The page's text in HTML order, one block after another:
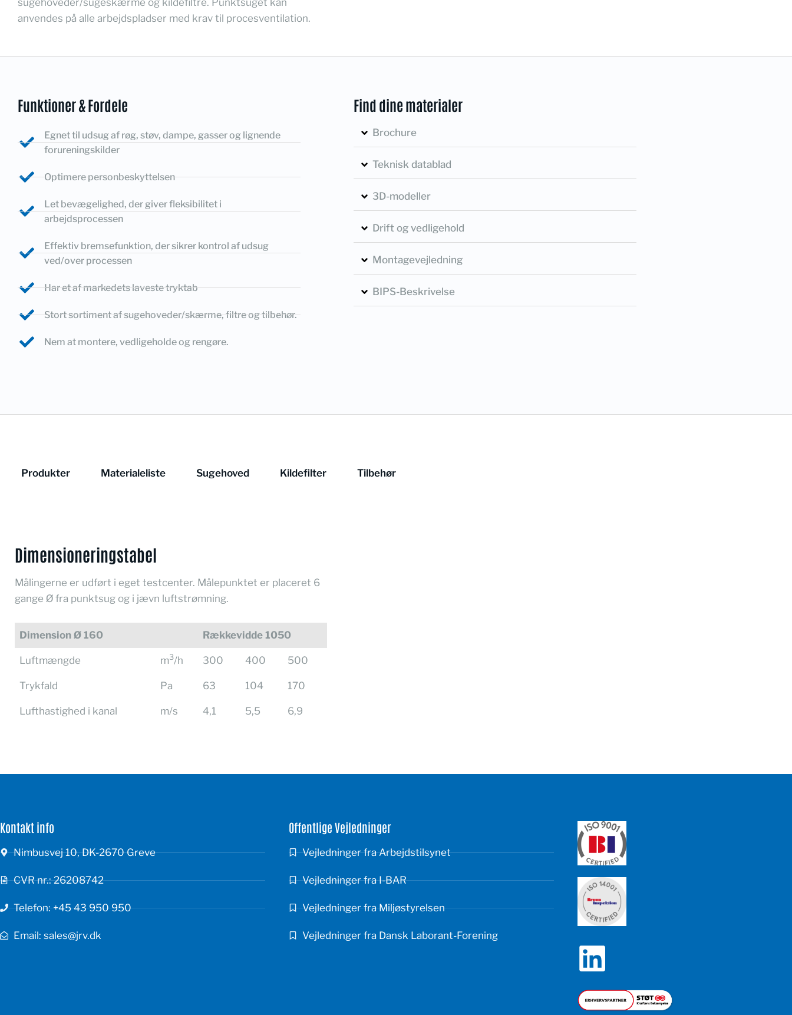
anvendes på alle arbejdspladser med krav til procesventilation.
Funktioner & Fordele
Egnet til udsug af røg, støv, dampe, gasser og lignende
forureningskilder
Optimere personbeskyttelsen
Let bevægelighed, der giver fleksibilitet i
arbejdsprocessen
Effektiv bremsefunktion, der sikrer kontrol af udsug
ved/over processen
Har et af markedets laveste tryktab
Stort sortiment af sugehoveder/skærme, filtre og tilbehør.
Nem at montere, vedligeholde og rengøre.
Find dine materialer
Brochure
Teknisk datablad
3D-modeller
Drift og vedligehold
Montagevejledning
BIPS-Beskrivelse
Produkter Materialeliste Sugehoved Kildefilter Tilbehør
Dimensioneringstabel
Målingerne er udført i eget testcenter. Målepunktet er placeret 6
gange Ø fra punktsug og i jævn luftstrømning.
Dimension Ø 160 Rækkevidde 1050
Luftmængde m3/h 300 400 500
Trykfald Pa 63 104 170
Lufthastighed i kanal m/s 4,1 5,5 6,9
Kontakt info
Nimbusvej 10, DK-2670 Greve
CVR nr.: 26208742
Telefon: +45 43 950 950
Email: sales@jrv.dk
Offentlige Vejledninger
Vejledninger fra Arbejdstilsynet
Vejledninger fra I-BAR
Vejledninger fra Miljøstyrelsen
Vejledninger fra Dansk Laborant-Forening